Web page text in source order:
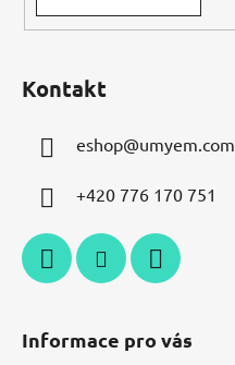
Kontakt
eshop@umyem.com
+420 776 170 751
Informace pro vás